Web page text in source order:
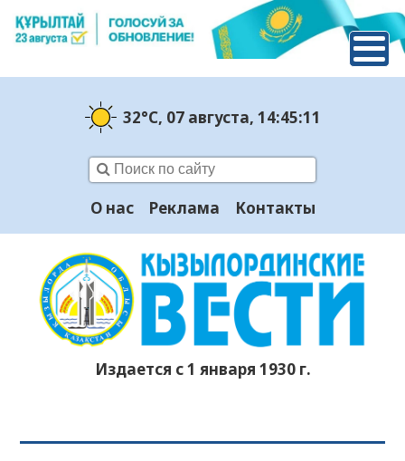
32°C, 07 августа, 14:45:12
О нас Реклама Контакты
Издается с 1 января 1930 г.